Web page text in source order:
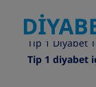
Ana Sayfa
Tip 1 Diyabet
Tip 1 diyabet